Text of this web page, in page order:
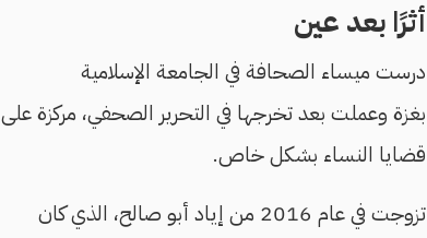
أثرًا بعد عين
درست ميساء الصحافة في الجامعة الإسلامية
بغزة وعملت بعد تخرجها في التحرير الصحفي، مركزة على
قضايا النساء بشكل خاص.
تزوجت في عام 2016 من إياد أبو صالح، الذي كان